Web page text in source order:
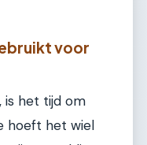
voor
is het tijd om
hoeft het wiel